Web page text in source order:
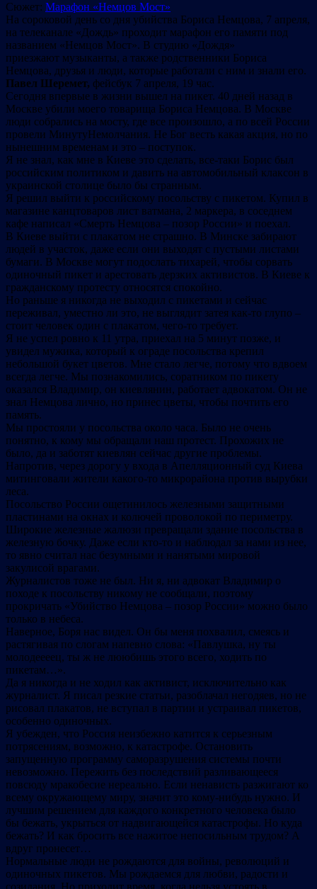
Сюжет: Марафон «Немцов Мост»
На сороковой день со дня убийства Бориса Немцова, 7 апреля,
на телеканале «Дождь» проходит марафон его памяти под
названием «Немцов Мост». В студию «Дождя»
приезжают музыканты, а также родственники Бориса
Немцова, друзья и люди, которые работали с ним и знали его.
Павел Шеремет, фейсбук 7 апреля, 19 час.
Сегодня впервые в жизни вышел на пикет. 40 дней назад в
Москве убили моего товарища Бориса Немцова. В Москве
люди собрались на мосту, где все произошло, а по всей России
провели МинутуНемолчания. Не Бог весть какая акция, но по
нынешним временам и это – поступок.
Я не знал, как мне в Киеве это сделать, все-таки Борис был
российским политиком и давить на автомобильный клаксон в
украинской столице было бы странным.
Я решил выйти к российскому посольству с пикетом. Купил в
магазине канцтоваров лист ватмана, 2 маркера, в соседнем
кафе написал «Смерть Немцова – позор России» и поехал.
В Киеве выйти с плакатом не страшно. В Минске забирают
людей в участок, даже если они выходят с пустыми листами
бумаги. В Москве могут подослать тихарей, чтобы сорвать
одиночный пикет и арестовать дерзких активистов. В Киеве к
гражданскому протесту относятся спокойно.
Но раньше я никогда не выходил с пикетами и сейчас
переживал, уместно ли это, не выглядит затея как-то глупо –
стоит человек один с плакатом, чего-то требует.
Я не успел ровно к 11 утра, приехал на 5 минут позже, и
увидел мужика, который к ограде посольства крепил
небольшой букет цветов. Мне стало легче, потому что вдвоем
всегда легче. Мы познакомились, соратником по пикету
оказался Владимир, он киевлянин, работает адвокатом. Он не
знал Немцова лично, но принес цветы, чтобы почтить его
память.
Мы простояли у посольства около часа. Было не очень
понятно, к кому мы обращали наш протест. Прохожих не
было, да и заботят киевлян сейчас другие проблемы.
Напротив, через дорогу у входа в Апелляционный суд Киева
митинговали жители какого-то микрорайона против вырубки
леса.
Посольство России ощетинилось железными защитными
пластинами на окнах и колючей проволокой по периметру.
Широкие железные жалюзи превращали здание посольства в
железную бочку. Даже если кто-то и наблюдал за нами из нее,
то явно считал нас безумными и нанятыми мировой
закулисой врагами.
Журналистов тоже не был. Ни я, ни адвокат Владимир о
походе к посольству никому не сообщали, поэтому
прокричать «Убийство Немцова – позор России» можно было
только в небеса.
Наверное, Боря нас видел. Он бы меня похвалил, смеясь и
растягивая по слогам напевно слова: «Павлушка, ну ты
молодеееец, ты ж не лююбишь этого всего, ходить по
пикетам…».
Да я никогда и не ходил как активист, исключительно как
журналист. Я писал резкие статьи, разоблачал негодяев, но не
рисовал плакатов, не вступал в партии и устраивал пикетов,
особенно одиночных.
Я убежден, что Россия неизбежно катится к серьезным
потрясениям, возможно, к катастрофе. Остановить
запущенную программу саморазрушения системы почти
невозможно. Пережить без последствий разливающееся
повсюду мракобесие нереально. Если ненависть разжигают ко
всему окружающему миру, значит это кому-нибудь нужно. И
лучшим решением для каждого конкретного человека было
бы бежать, укрыться от надвигающейся катастрофы. Но куда
бежать? И как бросить все нажитое непосильным трудом? А
вдруг пронесет…
Нормальные люди не рождаются для войны, революций и
одиночных пикетов. Мы рождаемся для любви, радости и